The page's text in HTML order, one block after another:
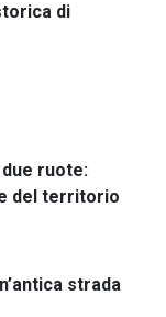
di
due ruote:
del territorio
strada